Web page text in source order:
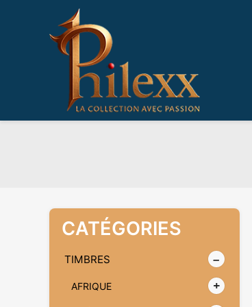
CATÉGORIES
TIMBRES
AFRIQUE